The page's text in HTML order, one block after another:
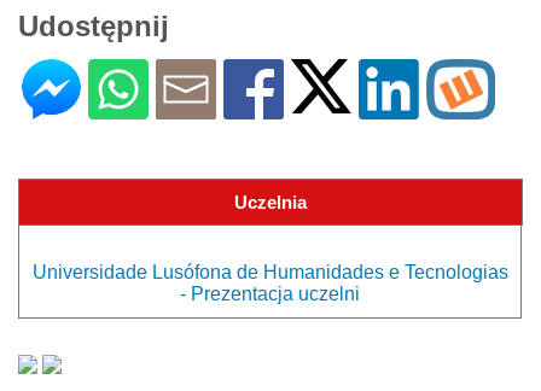
Udostępnij
Uczelnia
Universidade Lusófona de Humanidades e Tecnologias
- Prezentacja uczelni